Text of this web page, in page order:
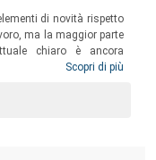
di novità rispetto
ma la maggior parte
chiaro è ancora
tra la capacità
lavoro attraverso
Scopri di più